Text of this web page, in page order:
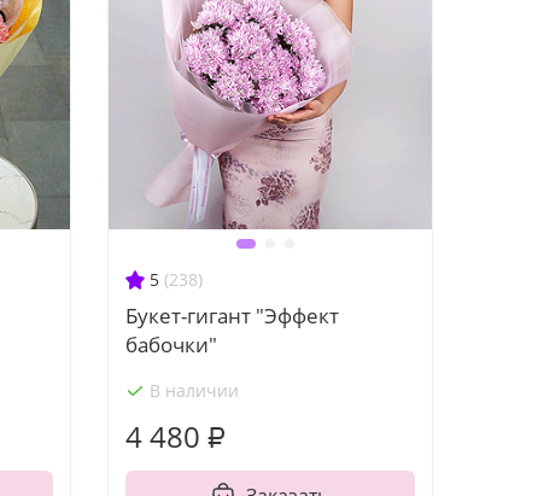
5 (238)
Букет-гигант "Эффект
бабочки"
В наличии
4 480 ₽